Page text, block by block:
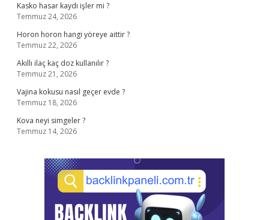
Kasko hasar kaydı işler mi ?
Temmuz 24, 2026
Horon horon hangi yöreye aittir ?
Temmuz 22, 2026
Akıllı ilaç kaç doz kullanılır ?
Temmuz 21, 2026
Vajina kokusu nasıl geçer evde ?
Temmuz 18, 2026
Kova neyi simgeler ?
Temmuz 14, 2026